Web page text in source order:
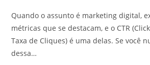
Quando o assunto é marketing digital,
métricas que se destacam, e o CTR
Taxa de Cliques) é uma delas. Se você
dessa…